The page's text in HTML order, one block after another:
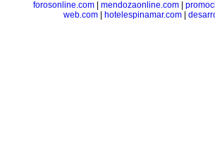
forosonline.com| mendozaonline.com|
web.com
hotelespinamar.com